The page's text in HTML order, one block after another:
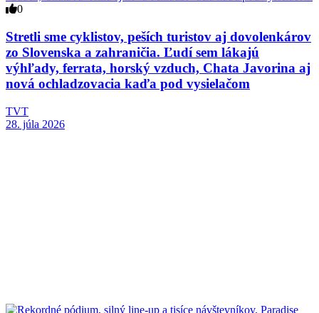
0
Stretli sme cyklistov, peších turistov aj dovolenkárov
zo Slovenska a zahraničia. Ľudí sem lákajú
výhľady, ferrata, horský vzduch, Chata Javorina aj
nová ochladzovacia kaďa pod vysielačom
TVT
28. júla 2026